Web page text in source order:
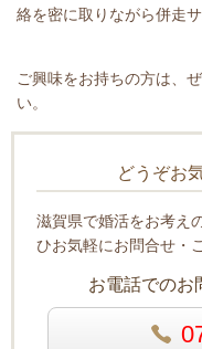
絡を密に取りながら併走
ご興味をお持ちの方は、
い。
どうぞお
滋賀県で婚活をお考え
ひお気軽にお問合せ・
お電話でのお